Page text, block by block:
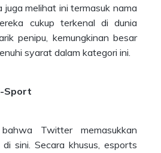
juga melihat ini termasuk nama
cukup terkenal di dunia
penipu, kemungkinan besar
syarat dalam kategori ini.
Sport
Twitter memasukkan
sini. Secara khusus, esports